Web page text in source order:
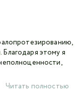
этому я
Читать полностью